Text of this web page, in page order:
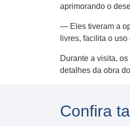
aprimorando o
— Eles tiveram a
livres, facilita o
Durante a visita,
detalhes da obra
Confira